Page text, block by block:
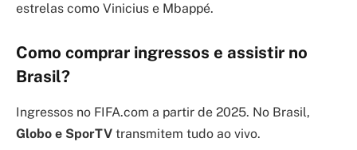
estrelas como Vinicius e Mbappé.
Como comprar ingressos e assistir no
Brasil?
Ingressos no FIFA.com a partir de 2025. No Brasil,
Globo e SporTV transmitem tudo ao vivo.